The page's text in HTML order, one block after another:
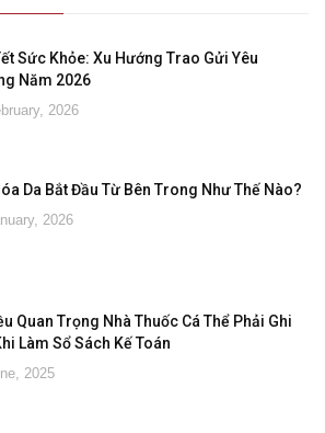
Sức Khỏe: Xu Hướng Trao Gửi Yêu
Năm 2026
2026
Da Bắt Đầu Từ Bên Trong Như Thế Nào?
2026
Quan Trọng Nhà Thuốc Cá Thể Phải Ghi
Làm Sổ Sách Kế Toán
2025